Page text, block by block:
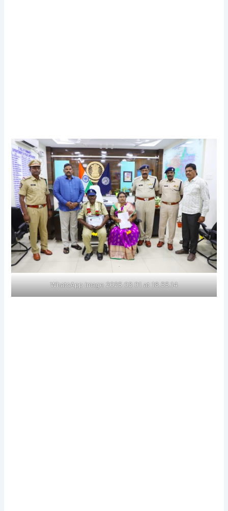
WhatsApp Image 2025 03 01 at 18.55.14